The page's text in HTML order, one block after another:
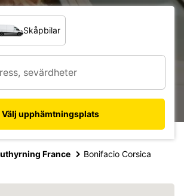
Skåpbilar
Välj upphämtningsplats
France Bonifacio Corsica